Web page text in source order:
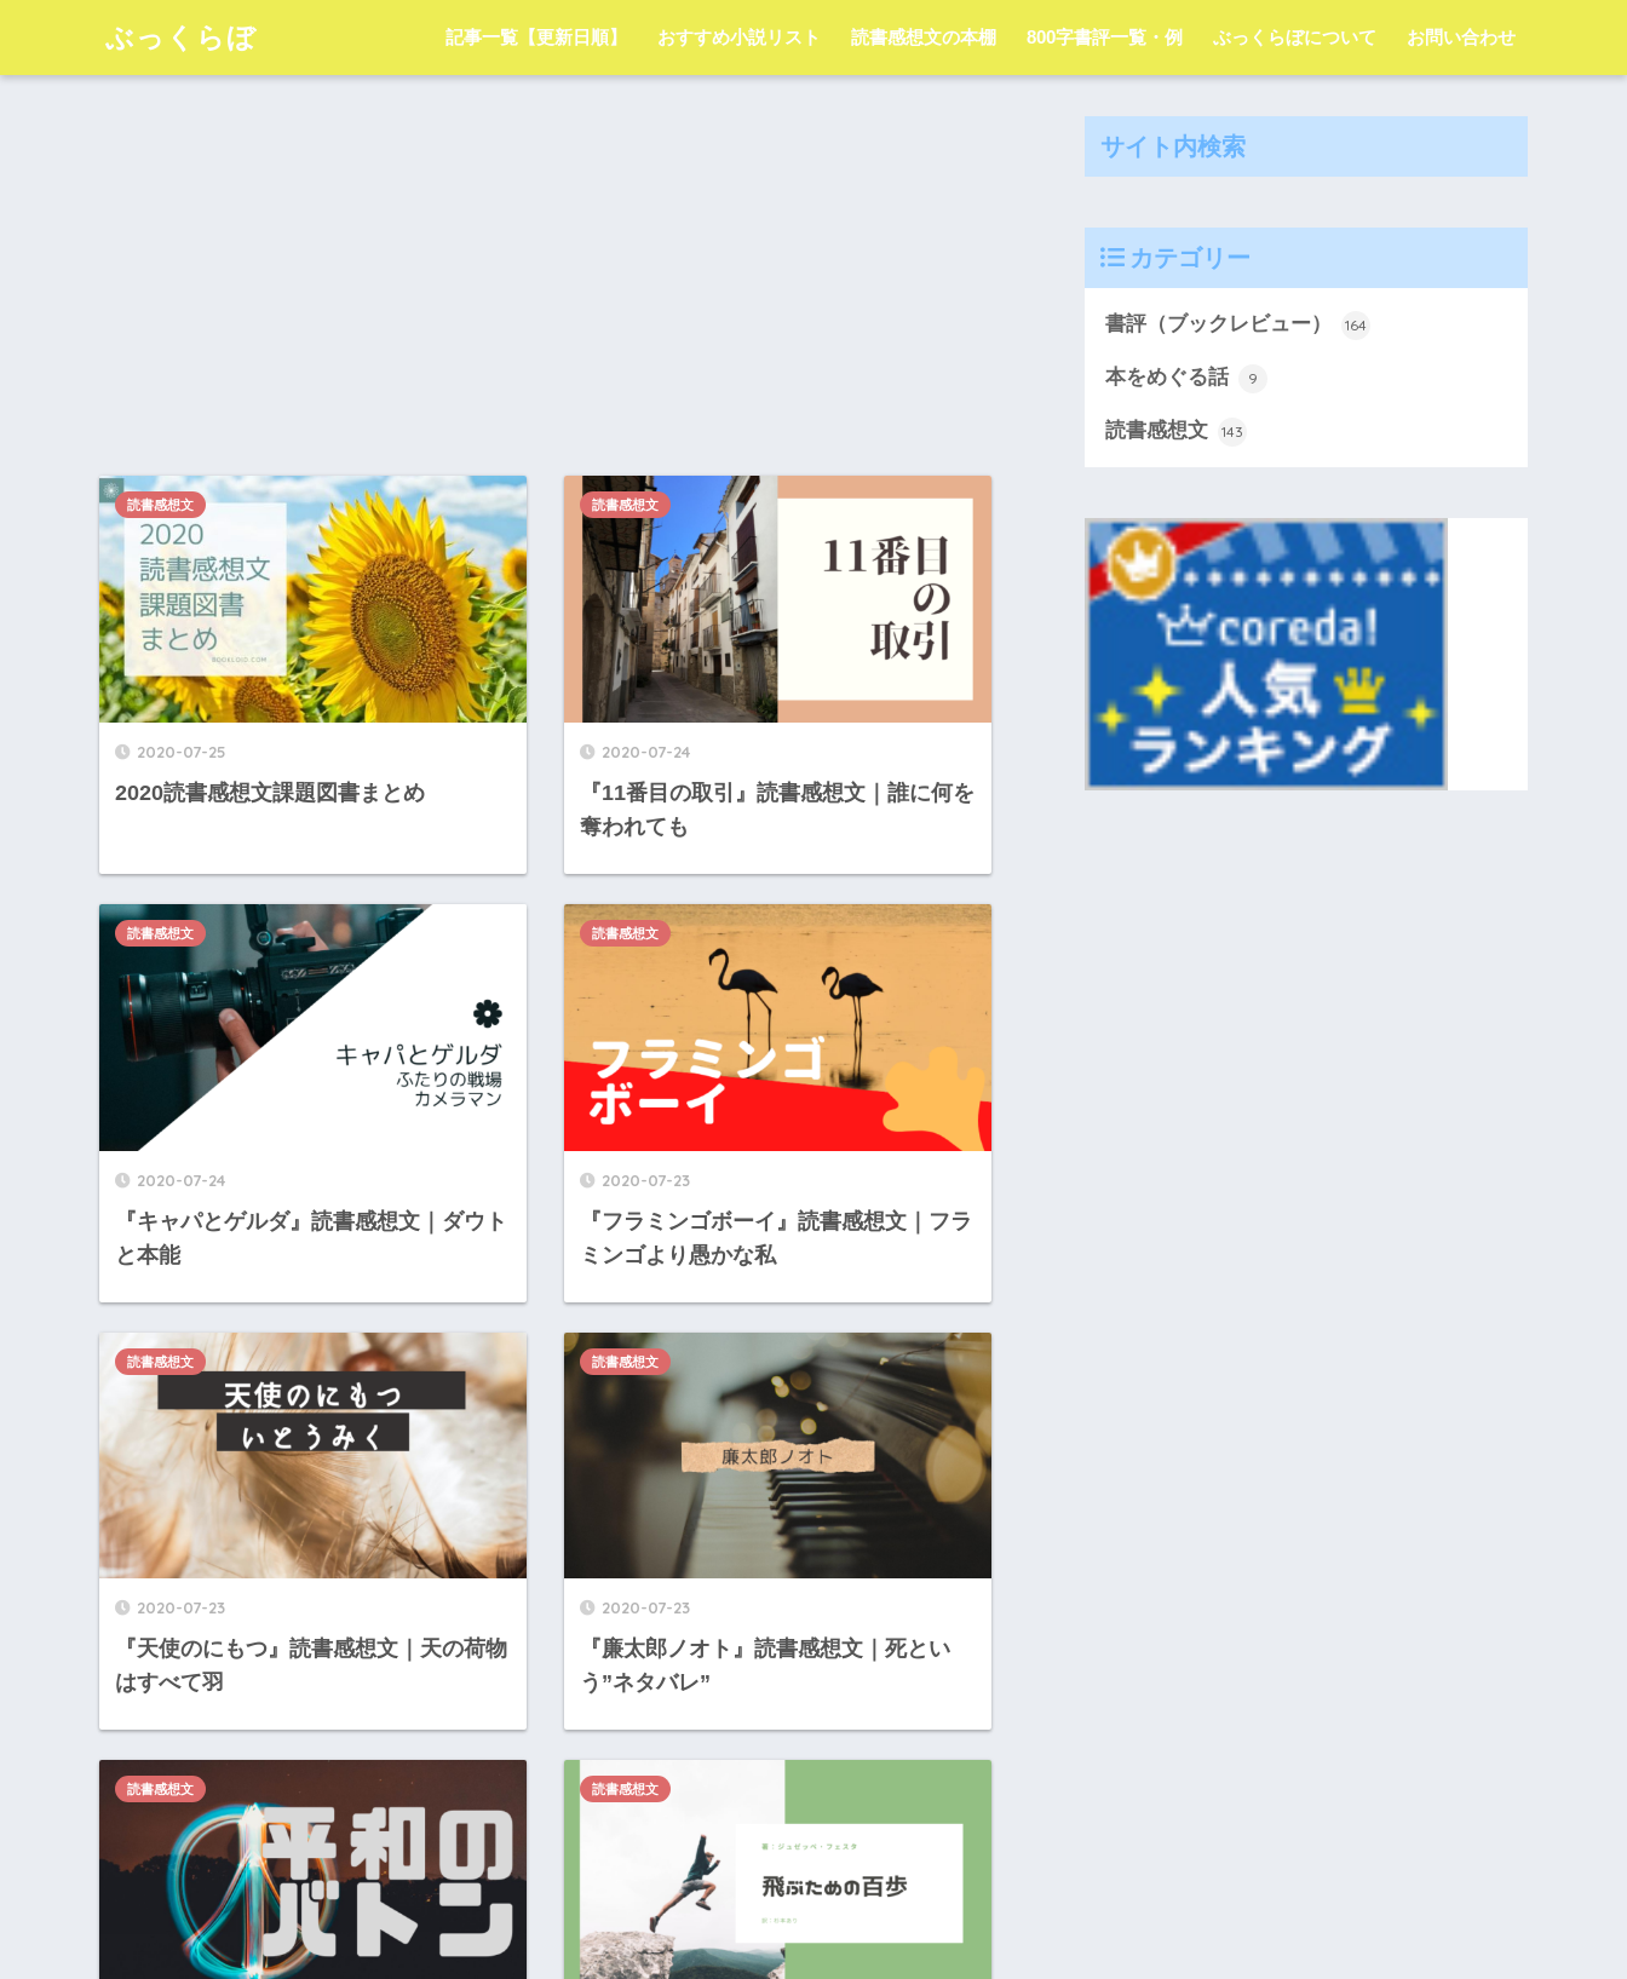
ぶっくらぼ 記事一覧【更新日順】 おすすめ小説リスト 読書感想文の本棚 800字書評一覧・例 ぶっくらぼについて お問い合わせ
2020-07-25
2020読書感想文課題図書まとめ
読書感想文
2020-07-24
『11番目の取引』読書感想文｜誰に何を
奪われても
読書感想文
2020-07-24
『キャパとゲルダ』読書感想文｜ダウト
と本能
読書感想文
2020-07-23
『フラミンゴボーイ』読書感想文｜フラ
ミンゴより愚かな私
読書感想文
2020-07-23
『天使のにもつ』読書感想文｜天の荷物
はすべて羽
読書感想文
2020-07-23
『廉太郎ノオト』読書感想文｜死とい
う”ネタバレ”
読書感想文
読書感想文 読書感想文
サイト内検索
カテゴリー
書評（ブックレビュー） 164
本をめぐる話 9
読書感想文 143